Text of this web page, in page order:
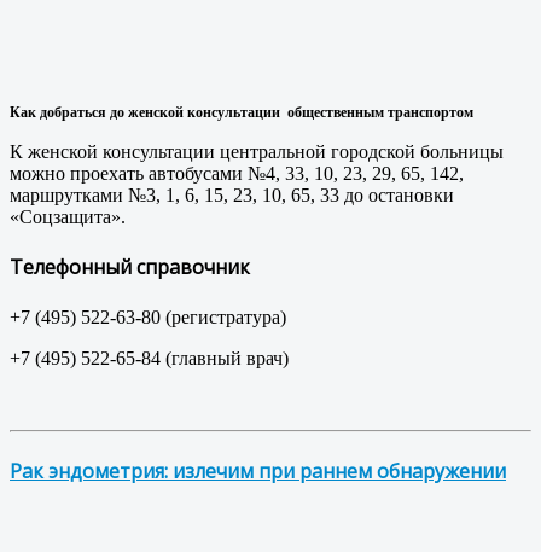
Как добраться до женской консультации общественным транспортом
К женской консультации центральной городской больницы
можно проехать автобусами №4, 33, 10, 23, 29, 65, 142,
маршрутками №3, 1, 6, 15, 23, 10, 65, 33 до остановки
«Соцзащита».
Телефонный справочник
+7 (495) 522-63-80 (регистратура)
+7 (495) 522-65-84 (главный врач)
Рак эндометрия: излечим при раннем обнаружении